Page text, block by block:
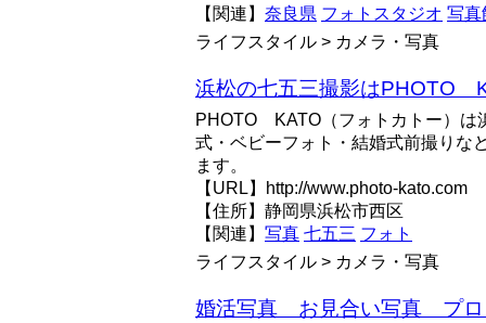
【関連】 奈良県 フォトスタジオ 写真
ライフスタイル > カメラ・写真
浜松の七五三撮影はPHOTO
PHOTO KATO（フォトカトー）は
式・ベビーフォト・結婚式前撮りな
ます。
【URL】http://www.photo-kato.com
【住所】静岡県浜松市西区
【関連】 写真 七五三 フォト
ライフスタイル > カメラ・写真
婚活写真 お見合い写真 プ